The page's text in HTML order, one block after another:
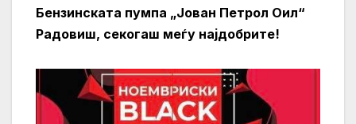
Бензинската пумпа „Јован Петрол Оил“
Радовиш, секогаш меѓу најдобрите!